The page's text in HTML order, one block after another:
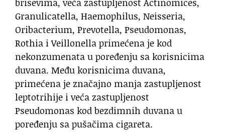
Granulicatella, Haemophilus, Neisseria,
Oribacterium, Prevotella, Pseudomonas,
Rothia i Veillonella primećena je kod
nekonzumenata u poređenju sa korisnicima
duvana. Među korisnicima duvana,
primećena je značajno manja zastupljenost
leptotrihije i veća zastupljenost
Pseudomonas kod bezdimnih duvana u
poređenju sa pušačima cigareta.